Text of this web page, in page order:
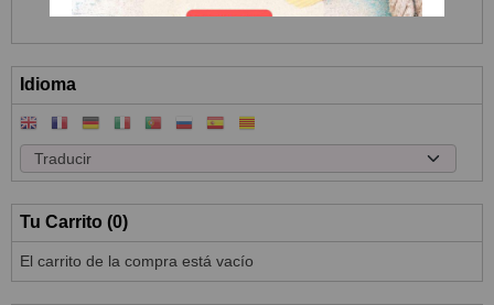
Idioma
Tu Carrito (0)
El carrito de la compra está vacío